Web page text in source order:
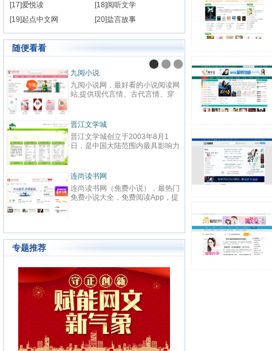
[17]爱悦读
[18]阅听文学
[19]起点中文网
[20]盐言故事
随便看看
九阅小说
九阅小说网，最好看的小说阅读网
站,提供现代言情、古代言情、穿
强、免费小说等在线阅读。每日最
快更新,页面简洁,访问速度快
纵横
纵横
百度
网站
致力
文化
与史
化软
有“纵
优秀
读
显著
部，
6000
创文
晋江文学城
晋江文学城创立于2003年8月1
日，是中国大陆范围内最具影响力
耽美、爱情等原创网络小说而著
名。 截止到2015年3月31日，晋
江文学城拥有在线作品177万余
部，穿越、言情、影视、都市爱
的这种不落窠臼的行事作风也在行
和两万余名签约作者在这个平台上
日更不辍，为广大网络文学爱好者
献上了一部又一部可以堪称经典的
网络文学著作。其中得以出版作品
的作者达到3000人，每天有近1万
新用户注册、750部新作品诞生，
两本新书被成功代理出版，上百部
作品签约影视，过万部作品引入手
机分销渠道，其口碑卓著的良心服
起点
起点
立于
创文
字内
下。
学事
连尚读书网
连尚读书网（免费小说），最热门
免费小说大全，免费阅读App，提
红袖
全球
拥有
统、
240
文、
务，
专题推荐